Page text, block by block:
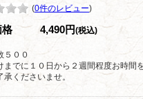
(0件のレビュー)
格 4,490円(税込)
５００
でに１０日から２週間程度お時間
承くださいませ。